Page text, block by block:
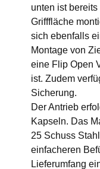
unten ist
Grifffläche
sich ebenfalls
Montage von
eine Flip Open
ist. Zudem
Sicherung.
Der Antrieb
Kapseln. Das
25 Schuss
einfacheren
Lieferumfang